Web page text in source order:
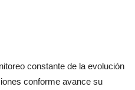
constante de la evolución
conforme avance su